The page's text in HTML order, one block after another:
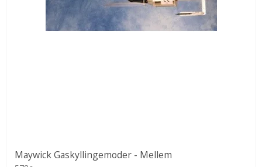
Maywick Gaskyllingemoder - Mellem